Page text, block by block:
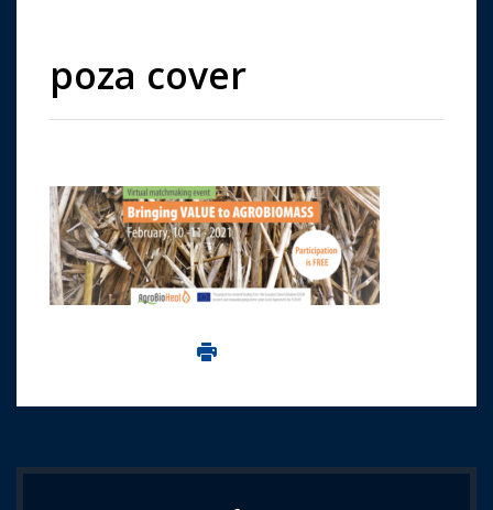
poza cover
Imprima aceasta pagina